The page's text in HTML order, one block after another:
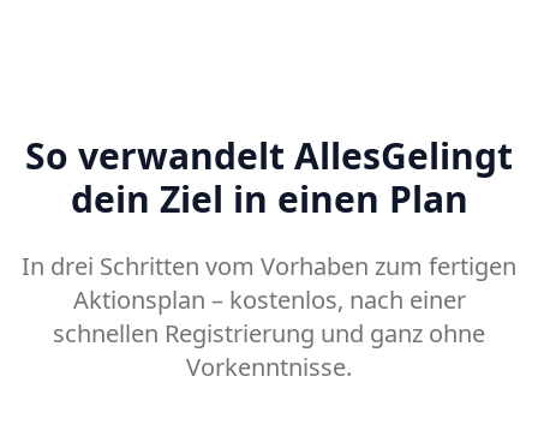
dein Ziel in einen Plan
Aktionsplan – kostenlos, nach einer
schnellen Registrierung und ganz ohne
Vorkenntnisse.